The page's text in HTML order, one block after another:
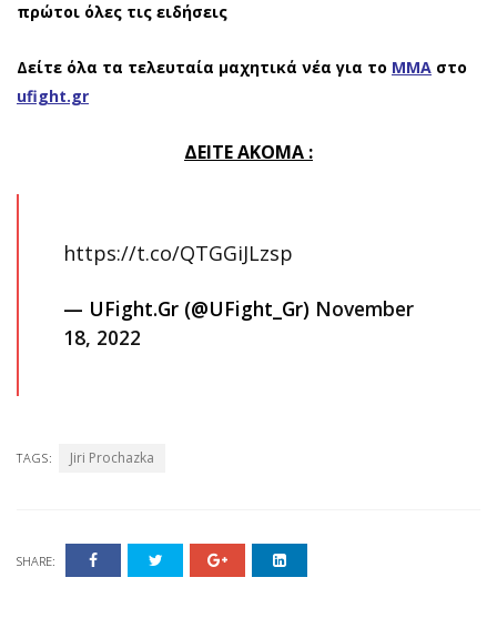
πρώτοι όλες τις ειδήσεις
Δείτε όλα τα τελευταία μαχητικά νέα για το ΜΜΑ στο
ufight.gr
ΔΕΙΤΕ ΑΚΟΜΑ :
https://t.co/QTGGiJLzsp
— UFight.Gr (@UFight_Gr) November
18, 2022
TAGS: Jiri Prochazka
SHARE: